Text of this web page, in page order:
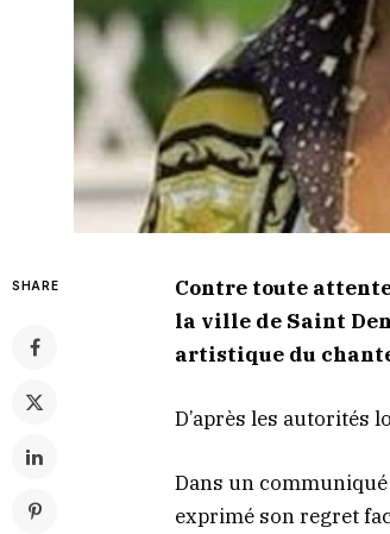
SHARE
Contre toute
la ville de Saint
artistique du
D’après les autorités
Dans un
exprimé son regret